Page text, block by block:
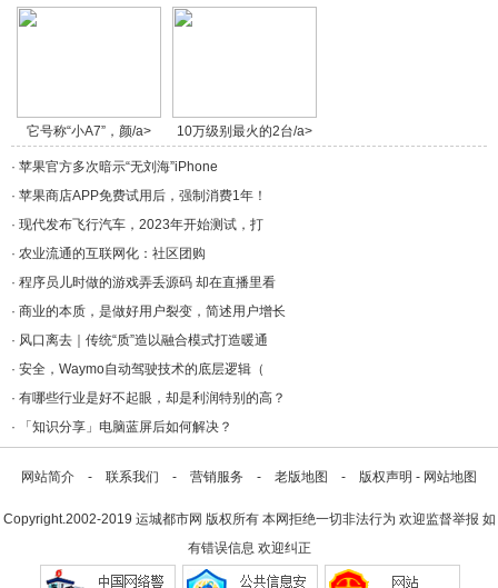
它号称“小A7”，颜/a> 10万级别最火的2台/a>
· 苹果官方多次暗示“无刘海”iPhone
· 苹果商店APP免费试用后，强制消费1年！
· 现代发布飞行汽车，2023年开始测试，打
· 农业流通的互联网化：社区团购​
· 程序员儿时做的游戏弄丢源码 却在直播里看
· 商业的本质，是做好用户裂变，简述用户增长
· 风口离去｜传统“质”造以融合模式打造暖通
· 安全，Waymo自动驾驶技术的底层逻辑（
· 有哪些行业是好不起眼，却是利润特别的高？
·
「知识分享」电脑蓝屏后如何解决？
网站简介 - 联系我们 - 营销服务 - 老版地图 - 版权声明 - 网站地图
Copyright.2002-2019 运城都市网 版权所有 本网拒绝一切非法行为 欢迎监督举报 如
有错误信息 欢迎纠正